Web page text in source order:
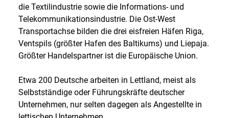
die Textilindustrie sowie die Informations- und
Telekommunikationsindustrie. Die Ost-West
Transportachse bilden die drei eisfreien Häfen Riga,
Ventspils (größter Hafen des Baltikums) und Liepaja.
Größter Handelspartner ist die Europäische Union.
Etwa 200 Deutsche arbeiten in Lettland, meist als
Selbstständige oder Führungskräfte deutscher
Unternehmen, nur selten dagegen als Angestellte in